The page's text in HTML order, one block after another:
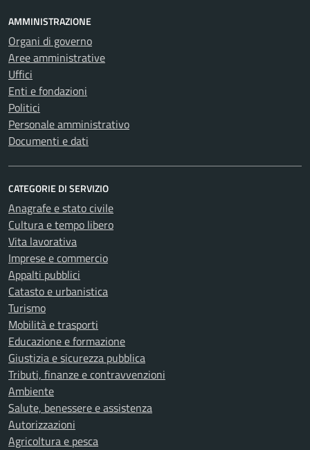
AMMINISTRAZIONE
Organi di governo
Aree amministrative
Uffici
Enti e fondazioni
Politici
Personale amministrativo
Documenti e dati
CATEGORIE DI SERVIZIO
Anagrafe e stato civile
Cultura e tempo libero
Vita lavorativa
Imprese e commercio
Appalti pubblici
Catasto e urbanistica
Turismo
Mobilità e trasporti
Educazione e formazione
Giustizia e sicurezza pubblica
Tributi, finanze e contravvenzioni
Ambiente
Salute, benessere e assistenza
Autorizzazioni
Agricoltura e pesca